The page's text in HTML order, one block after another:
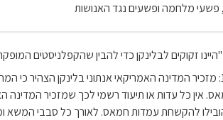
פשעי מלחמה ופשעים נגד האנושות
"היינו זקוקים לבלינקן כדי להבין שהקפלניסטים
1: מזכיר המדינה האמריקאי אנתוני בלינקן הצהיר
אין כל עדות או תיעוד רשמי לכך שמזכיר המדינה
להקשחת עמדות חמאס. לאורך כל סבבי המשא